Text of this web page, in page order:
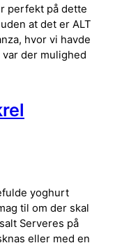
perfekt på dette
at det er ALT
hvor vi havde
der mulighed
yoghurt
til om der skal
Serveres på
eller med en